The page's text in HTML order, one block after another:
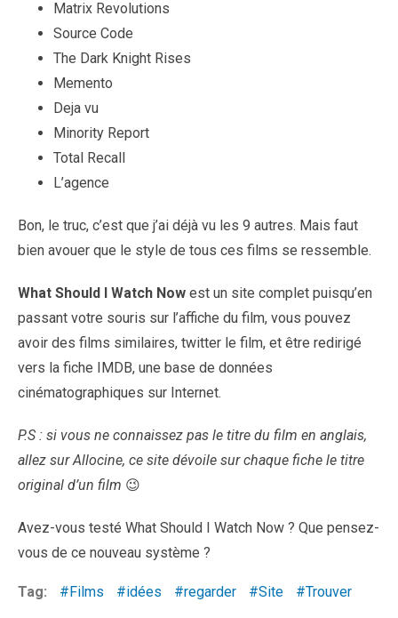
Matrix Revolutions
Source Code
The Dark Knight Rises
Memento
Deja vu
Minority Report
Total Recall
L’agence
Bon, le truc, c’est que j’ai déjà vu les 9 autres. Mais faut
bien avouer que le style de tous ces films se ressemble.
What Should I Watch Now est un site complet puisqu’en
passant votre souris sur l’affiche du film, vous pouvez
avoir des films similaires, twitter le film, et être redirigé
vers la fiche IMDB, une base de données
cinématographiques sur Internet.
P.S : si vous ne connaissez pas le titre du film en anglais,
allez sur Allocine, ce site dévoile sur chaque fiche le titre
original d’un film 😉
Avez-vous testé What Should I Watch Now ? Que pensez-
vous de ce nouveau système ?
Tag: Films idées regarder Site Trouver